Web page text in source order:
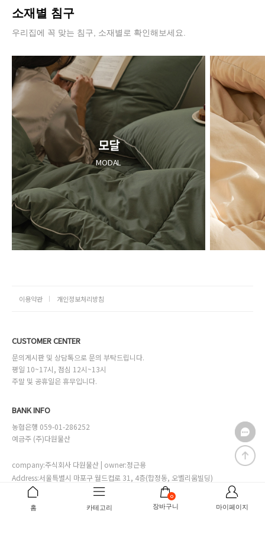
홈 카테고리
0
장바구니 마이페이지
소재별 침구
우리집에 꼭 맞는 침구, 소재별로 확인해보세요.
모달
MODAL
이용약관 개인정보처리방침
CUSTOMER CENTER
문의게시판 및 상담톡으로 문의 부탁드립니다.
평일 10~17시, 점심 12시~13시
주말 및 공휴일은 휴무입니다.
BANK INFO
농협은행 059-01-286252
예금주 (주)다원물산
company:주식회사 다원물산 | owner:정근용
Address:서울특별시 마포구 월드컵로 31, 4층(합정동, 오벨리움빌딩)
Online sales license:서대문구청 제2002-00028호
Business license:111-81-29892 [사업자번호확인]